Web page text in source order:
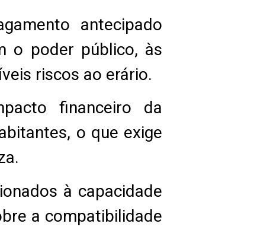
antecipado
o poder público, às
riscos ao erário.
financeiro da
o que exige
à capacidade
a compatibilidade